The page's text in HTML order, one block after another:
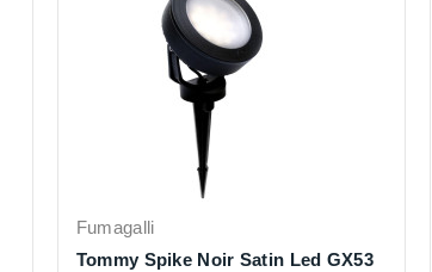
Fumagalli
Tommy Spike Noir Satin Led GX53